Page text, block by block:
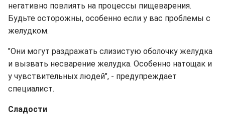
негативно повлиять на процессы пищеварения.
Будьте осторожны, особенно если у вас проблемы с
желудком.
"Они могут раздражать слизистую оболочку желудка
и вызвать несварение желудка. Особенно натощак и
у чувствительных людей", - предупреждает
специалист.
Сладости